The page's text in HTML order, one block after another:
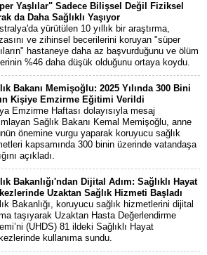
Yaşlılar" Sadece Bilişsel Değil Fiziksel
da Daha Sağlıklı Yaşıyor
yürütülen 10 yıllık bir araştırma,
ve zihinsel becerilerini koruyan "süper
hastaneye daha az başvurduğunu ve ölüm
%46 daha düşük olduğunu ortaya koydu.
Bakanı Memişoğlu: 2025 Yılında 300 Bini
Kişiye Emzirme Eğitimi Verildi
Emzirme Haftası dolayısıyla mesaj
Sağlık Bakanı Kemal Memişoğlu, anne
önemine vurgu yaparak koruyucu sağlık
kapsamında 300 binin üzerinde vatandaşa
açıkladı.
Bakanlığı'ndan Dijital Adım: Sağlıklı Hayat
Uzaktan Sağlık Hizmeti Başladı
Bakanlığı, koruyucu sağlık hizmetlerini dijital
taşıyarak Uzaktan Hasta Değerlendirme
(UHDS) 81 ildeki Sağlıklı Hayat
kullanıma sundu.